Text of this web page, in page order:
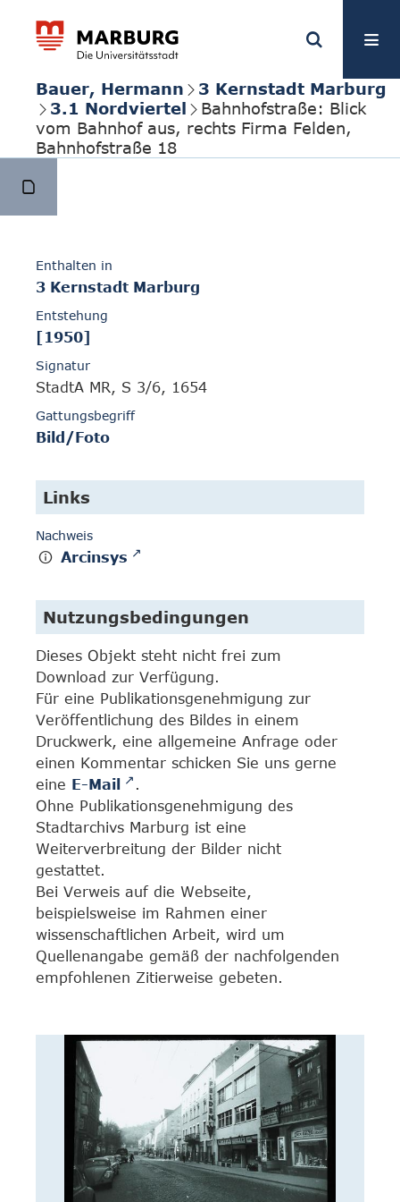
Bauer, Hermann
3 Kernstadt Marburg
3.1 Nordviertel
Bahnhofstraße: Blick
vom Bahnhof aus, rechts Firma Felden,
Bahnhofstraße 18
Enthalten in
3 Kernstadt Marburg
Entstehung
[1950]
Signatur
StadtA MR, S 3/6, 1654
Gattungsbegriff
Bild/Foto
Links
Nachweis
Arcinsys
Nutzungsbedingungen
Dieses Objekt steht nicht frei zum
Download zur Verfügung.
Für eine Publikationsgenehmigung zur
Veröffentlichung des Bildes in einem
Druckwerk, eine allgemeine Anfrage oder
einen Kommentar schicken Sie uns gerne
eine E-Mail
.
Ohne Publikationsgenehmigung des
Stadtarchivs Marburg ist eine
Weiterverbreitung der Bilder nicht
gestattet.
Bei Verweis auf die Webseite,
beispielsweise im Rahmen einer
wissenschaftlichen Arbeit, wird um
Quellenangabe gemäß der nachfolgenden
empfohlenen Zitierweise gebeten.